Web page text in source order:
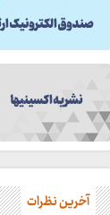
آخرین نظرات